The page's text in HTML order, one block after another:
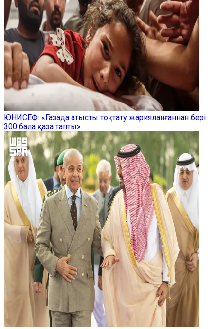
ЮНИСЕФ: «Газада атысты тоқтату жарияланғаннан бері
300 бала қаза тапты»